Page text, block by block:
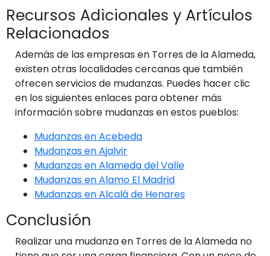
Recursos Adicionales y Artículos
Relacionados
Además de las empresas en Torres de la Alameda,
existen otras localidades cercanas que también
ofrecen servicios de mudanzas. Puedes hacer clic
en los siguientes enlaces para obtener más
información sobre mudanzas en estos pueblos:
Mudanzas en Acebeda
Mudanzas en Ajalvir
Mudanzas en Alameda del Valle
Mudanzas en Alamo El Madrid
Mudanzas en Alcalá de Henares
Conclusión
Realizar una mudanza en Torres de la Alameda no